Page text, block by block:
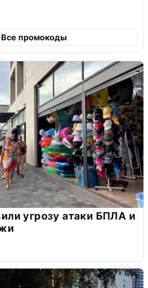
Все промокоды
угрозу атаки БПЛА и